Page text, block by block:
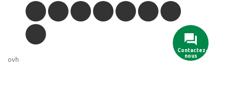
Contactez-
nous
ovh